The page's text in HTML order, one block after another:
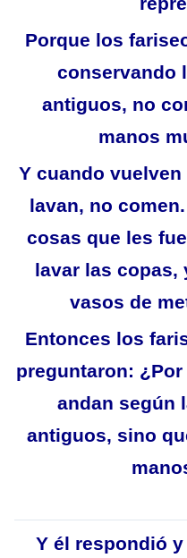
Porque los
conservando
antiguos, no
manos
Y cuando
lavan, no
cosas que les
lavar las copas,
vasos de
Entonces los
preguntaron:
andan según
antiguos, sino
Y él respondió